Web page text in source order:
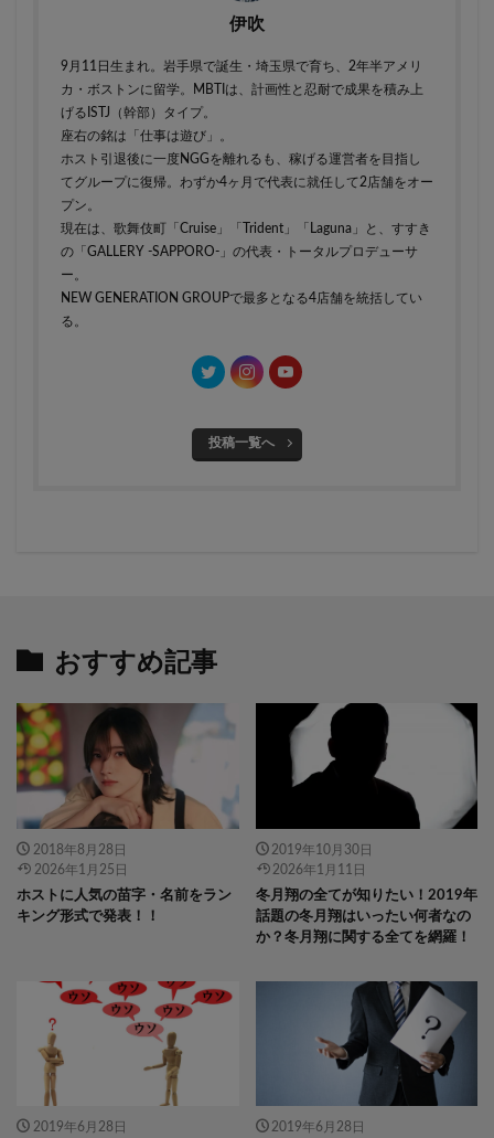
伊吹
9月11日生まれ。岩手県で誕生・埼玉県で育ち、2年半アメリ
カ・ボストンに留学。MBTIは、計画性と忍耐で成果を積み上
げるISTJ（幹部）タイプ。
座右の銘は「仕事は遊び」。
ホスト引退後に一度NGGを離れるも、稼げる運営者を目指し
てグループに復帰。わずか4ヶ月で代表に就任して2店舗をオー
プン。
現在は、歌舞伎町「Cruise」「Trident」「Laguna」と、すすき
の「GALLERY -SAPPORO-」の代表・トータルプロデューサ
ー。
NEW GENERATION GROUPで最多となる4店舗を統括してい
る。
投稿一覧へ
おすすめ記事
" data-layzr="
" class="attachment-
icatch375 size-icatch375 wp-post-
image" alt="" />
2018年8月28日
2026年1月25日
ホストに人気の苗字・名前をラン
キング形式で発表！！
" data-layzr="
" class="attachment-
icatch375 size-icatch375 wp-post-
image" alt="" />
2019年10月30日
2026年1月11日
冬月翔の全てが知りたい！2019年
話題の冬月翔はいったい何者なの
か？冬月翔に関する全てを網羅！
" data-layzr="
" class="attachment-
icatch375 size-icatch375 wp-post-
image" alt="" />
2019年6月28日
" class="attachment-
icatch375 size-icatch375 wp-post-
2019年6月28日